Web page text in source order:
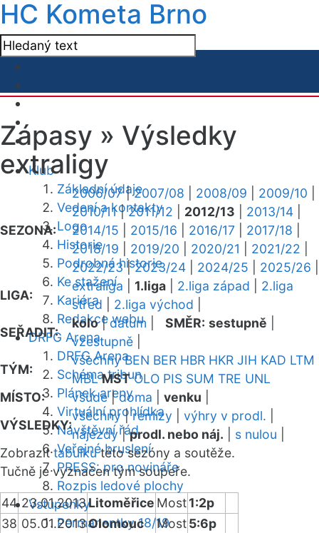
HC Kometa Brno
Klub
Základní údaje
Vedení a kontakty
Logo
Historie
Podrobná historie
Ke stažení
Kariéra
Redakce webu
DRFG Arena
DRFG Arena
Schéma tribun
Plánek areny
Virtuální prohlídka
Návštěvní řád
Veřejné bruslení
PRESS: pro novináře
Rozpis ledové plochy
Vstupenky
Permanentky 18/19
Zápasy » Výsledky
extraligy
SEZONA:
2006/07|2007/08 2008/09 2009/10
2010/11|2011/12 2012/13 2013/14
2014/15
2015/16 2016/17 2017/18
2018/19
2019/20 2020/21 2021/22
2022/23|2023/24 2024/25 2025/26
LIGA:
extraliga 1.liga 2.liga západ
2.liga
střed
2.liga východ
SEŘADIT:
kolo|datum SMĚR: sestupně
vzestupně
TÝM:
všechny BEN BER HBR HKR JIH KAD LTM
MBL MST OLO PIS SUM TRE UNL
MÍSTO:
všude|doma venku
VÝSLEDKY:
všechny|remízy výhry v prodl.
nájezdy|prodl. nebo náj. s nulou
Zobrazittabulkutéto sezóny a soutěže.
Tučně je vyznačen tým soupeře.
44 23.01.2013Litoměřice Most1:2p
38 05.01.2013Olomouc Most5:6p